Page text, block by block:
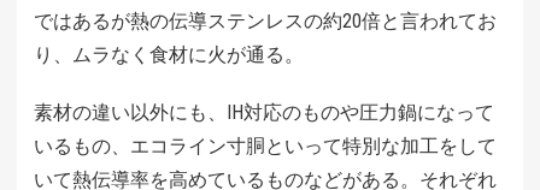
ではあるが熱の伝導ステンレスの約20倍と言われてお
り、ムラなく食材に火が通る。
素材の違い以外にも、IH対応のものや圧力鍋になって
いるもの、エコライン寸胴といって特別な加工をして
いて熱伝導率を高めているものなどがある。それぞれ